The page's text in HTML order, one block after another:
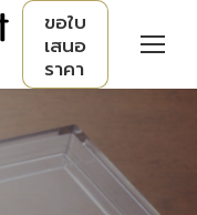
ขอใบ
เสนอ
ราคา